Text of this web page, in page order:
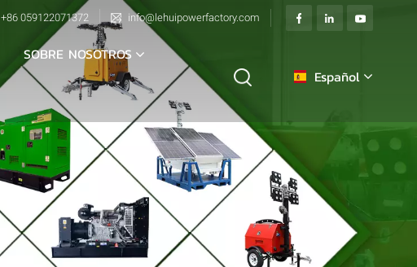
+86 059122071372 info@lehuipowerfactory.com
SOBRE NOSOTROS
Español
français
Deutsch
italiano